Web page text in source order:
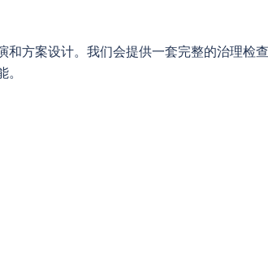
方案设计。我们会提供一套完整的治理检